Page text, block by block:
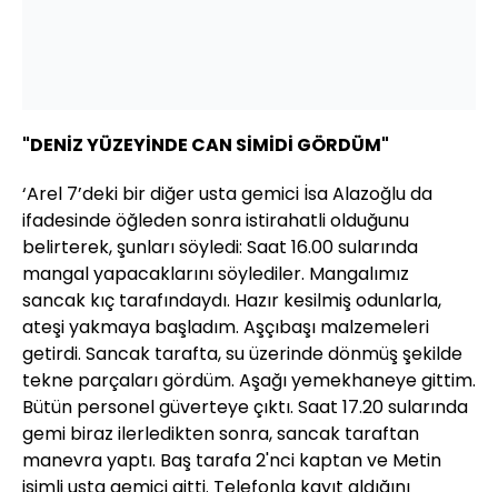
"DENİZ YÜZEYİNDE CAN SİMİDİ GÖRDÜM"
‘Arel 7’deki bir diğer usta gemici İsa Alazoğlu da
ifadesinde öğleden sonra istirahatli olduğunu
belirterek, şunları söyledi: Saat 16.00 sularında
mangal yapacaklarını söylediler. Mangalımız
sancak kıç tarafındaydı. Hazır kesilmiş odunlarla,
ateşi yakmaya başladım. Aşçıbaşı malzemeleri
getirdi. Sancak tarafta, su üzerinde dönmüş şekilde
tekne parçaları gördüm. Aşağı yemekhaneye gittim.
Bütün personel güverteye çıktı. Saat 17.20 sularında
gemi biraz ilerledikten sonra, sancak taraftan
manevra yaptı. Baş tarafa 2'nci kaptan ve Metin
isimli usta gemici gitti. Telefonla kayıt aldığını